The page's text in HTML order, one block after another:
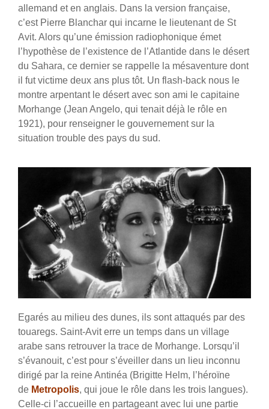
allemand et en anglais. Dans la version française,
c’est Pierre Blanchar qui incarne le lieutenant de St
Avit. Alors qu’une émission radiophonique émet
l’hypothèse de l’existence de l’Atlantide dans le désert
du Sahara, ce dernier se rappelle la mésaventure dont
il fut victime deux ans plus tôt. Un flash-back nous le
montre arpentant le désert avec son ami le capitaine
Morhange (Jean Angelo, qui tenait déjà le rôle en
1921), pour renseigner le gouvernement sur la
situation trouble des pays du sud.
Egarés au milieu des dunes, ils sont attaqués par des
touaregs. Saint-Avit erre un temps dans un village
arabe sans retrouver la trace de Morhange. Lorsqu’il
s’évanouit, c’est pour s’éveiller dans un lieu inconnu
dirigé par la reine Antinéa (Brigitte Helm, l’héroïne
de Metropolis, qui joue le rôle dans les trois langues).
Celle-ci l’accueille en partageant avec lui une partie